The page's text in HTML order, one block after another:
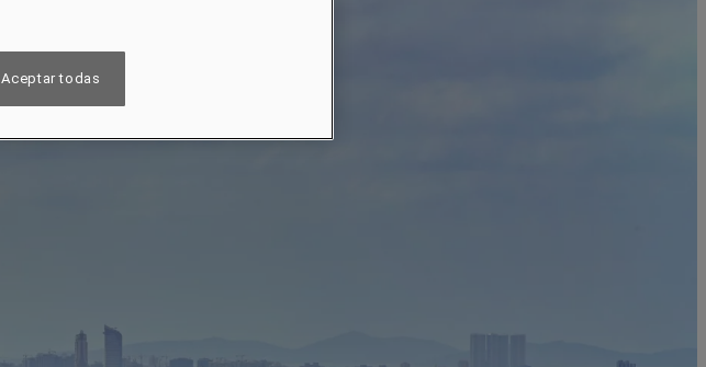
Aceptar todas